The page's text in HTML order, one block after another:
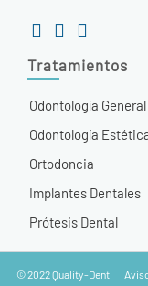
Tratamientos
Odontología General
Odontología
Ortodoncia
Implantes Dentales
Prótesis Dental
© 2022 Quality-Dent